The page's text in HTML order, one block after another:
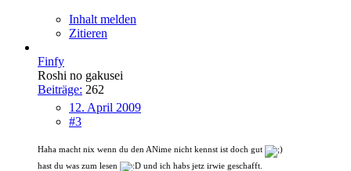
Inhalt melden
Zitieren
Finfy
Roshi no gakusei
Beiträge: 262
12. April 2009
#3
Haha macht nix wenn du den ANime nicht kennst ist doch gut
hast du was zum lesen
und ich habs jetz irwie geschafft.